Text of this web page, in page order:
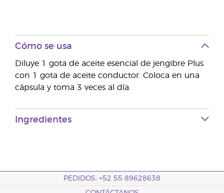
Cómo se usa
Diluye 1 gota de aceite esencial de jengibre Plus
con 1 gota de aceite conductor. Coloca en una
cápsula y toma 3 veces al día.
Ingredientes
PEDIDOS: +52 55 89628638